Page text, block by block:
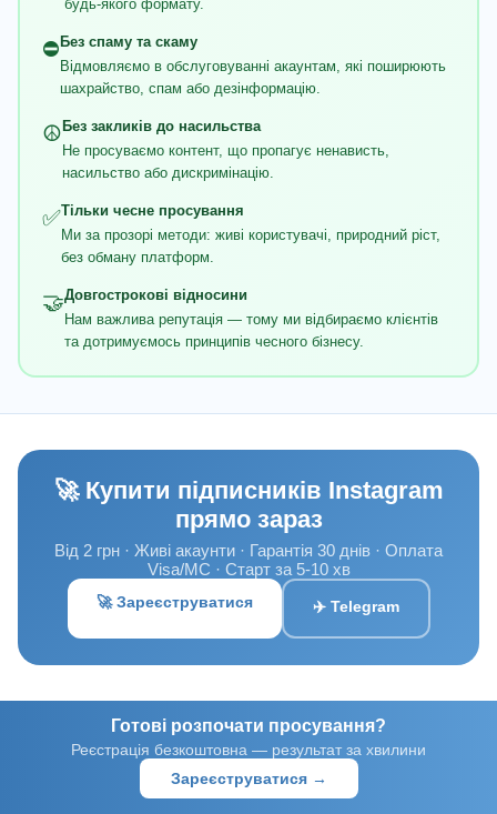
будь-якого формату.
⛔ Без спаму та скаму
Відмовляємо в обслуговуванні акаунтам, які поширюють
шахрайство, спам або дезінформацію.
☮️ Без закликів до насильства
Не просуваємо контент, що пропагує ненависть,
насильство або дискримінацію.
✅Тільки чесне просування
Ми за прозорі методи: живі користувачі, природний ріст,
без обману платформ.
🤝Довгострокові відносини
Нам важлива репутація — тому ми відбираємо клієнтів
та дотримуємось принципів чесного бізнесу.
🚀 Купити підписників Instagram
прямо зараз
Від 2 грн · Живі акаунти · Гарантія 30 днів · Оплата
Visa/MC · Старт за 5-10 хв
🚀 Зареєструватися ✈️ Telegram
Готові розпочати просування?
Реєстрація безкоштовна — результат за хвилини
Зареєструватися →